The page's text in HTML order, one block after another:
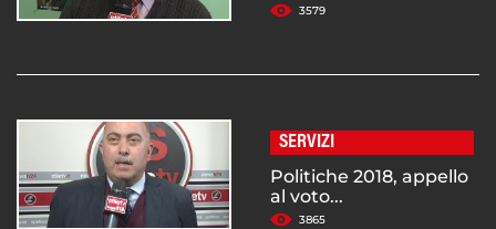
3579
SERVIZI
Politiche 2018, appello
al voto...
3865